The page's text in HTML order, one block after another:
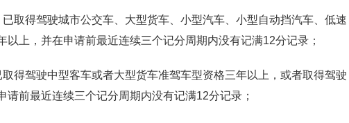
取得驾驶城市公交车、大型货车、小型汽车、小型自动挡汽车、低速
上，并在申请前最近连续三个记分周期内没有记满12分记录；
得驾驶中型客车或者大型货车准驾车型资格三年以上，或者取得驾驶
前最近连续三个记分周期内没有记满12分记录；